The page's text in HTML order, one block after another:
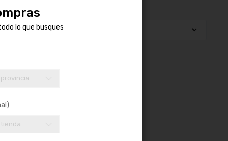
lo que busques